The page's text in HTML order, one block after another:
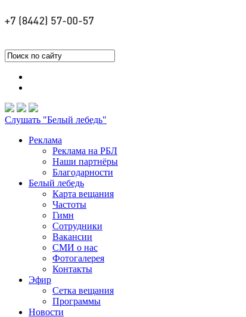
Слушать "Белый лебедь"
Реклама
Реклама на РБЛ
Наши партнёры
Благодарности
Белый лебедь
Карта вещания
Частоты
Гимн
Сотрудники
Вакансии
СМИ о нас
Фотогалерея
Контакты
Эфир
Сетка вещания
Программы
Новости